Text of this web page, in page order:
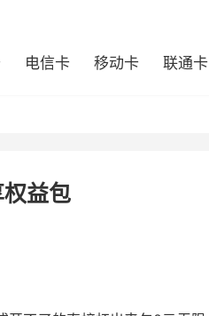
电信卡 移动卡 联通卡
益包